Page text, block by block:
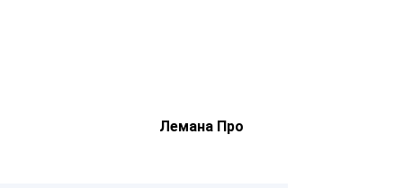
Лемана Про